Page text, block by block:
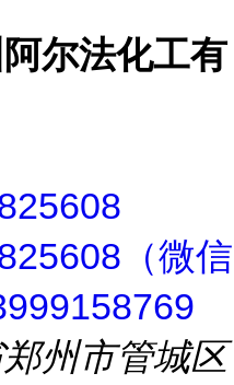
阿尔法化工有
（微信
州市管城区